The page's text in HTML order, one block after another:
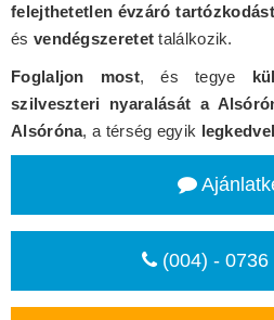
felejthetetlen évzáró tartózkodást
és vendégszeretet találkozik.
Foglaljon most, és tegye
szilveszteri nyaralását a
Alsóróna, a térség egyik
(004) - 0736